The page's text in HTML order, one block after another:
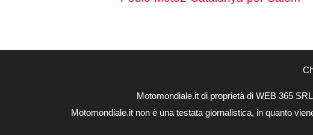
Motomondiale.it di proprietà di WEB 365
Motomondiale.it non è una testata giornalistica, in quanto